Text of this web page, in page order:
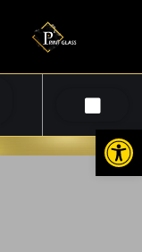
פתח סרגל נגישות